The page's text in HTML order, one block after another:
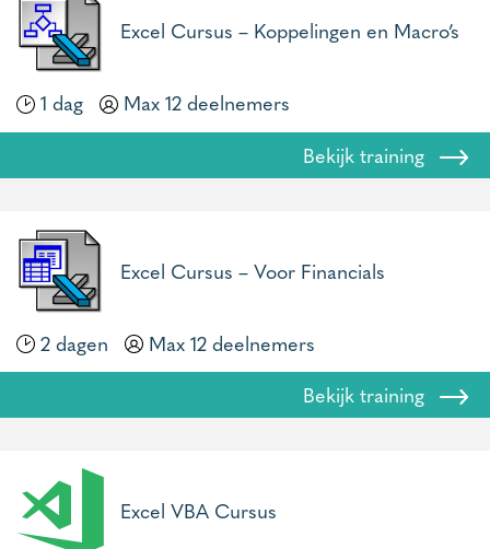
Excel Cursus – Koppelingen en Macro’s
1 dag
Max 12 deelnemers
Bekijk training
Excel Cursus – Voor Financials
2 dagen
Max 12 deelnemers
Bekijk training
Excel VBA Cursus